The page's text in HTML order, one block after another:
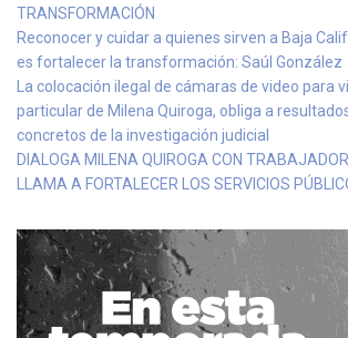
TRANSFORMACIÓN
Reconocer y cuidar a quienes sirven a Baja
es fortalecer la transformación: Saúl González
La colocación ilegal de cámaras de video para
particular de Milena Quiroga, obliga a
concretos de la investigación judicial
DIALOGA MILENA QUIROGA CON
LLAMA A FORTALECER LOS SERVICIOS